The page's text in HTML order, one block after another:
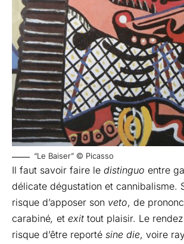
“Le Baiser” © Picasso
Il faut savoir faire le distinguo entre
délicate dégustation et cannibalisme.
risque d’apposer son veto, de
carabiné, et exit tout plaisir. Le
risque d’être reporté sine die, voire